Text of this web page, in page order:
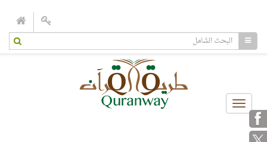
Toggle
navigation